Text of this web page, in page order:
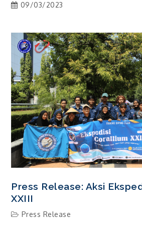
09/03/2023
Press Release: Aksi
XXIII
Press Release